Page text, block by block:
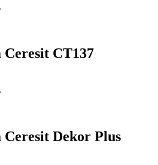
CТ137
Dekor Plus